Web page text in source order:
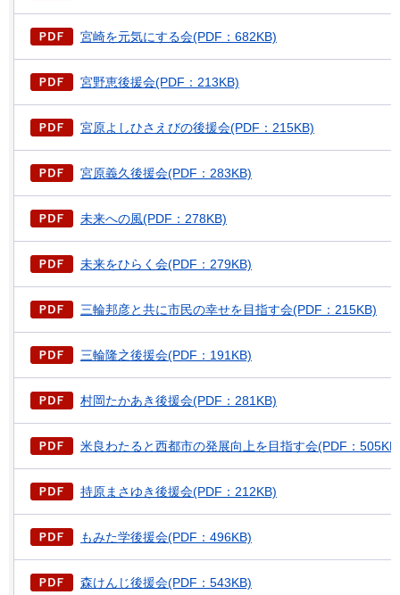
宮崎を元気にする会(PDF：682KB)
宮野恵後援会(PDF：213KB)
宮原よしひさえびの後援会(PDF：215KB)
宮原義久後援会(PDF：283KB)
未来への風(PDF：278KB)
未来をひらく会(PDF：279KB)
三輪邦彦と共に市民の幸せを目指す会(PDF：215KB)
三輪隆之後援会(PDF：191KB)
村岡たかあき後援会(PDF：281KB)
米良わたると西都市の発展向上を目指す会(PDF：
持原まさゆき後援会(PDF：212KB)
もみた学後援会(PDF：496KB)
森けんじ後援会(PDF：543KB)